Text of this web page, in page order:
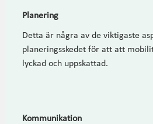
Planering
Detta är några av de viktigaste
planeringsskedet för att att
lyckad och uppskattad.
Kommunikation